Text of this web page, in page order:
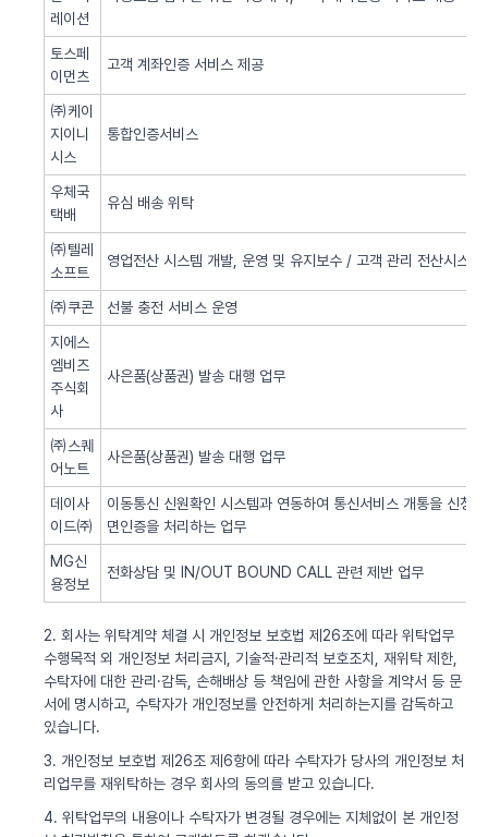
레이션
토스페
이먼츠
고객 계좌인증 서비스 제공
㈜케이
지이니
시스
통합인증서비스
우체국
택배
유심 배송 위탁
㈜텔레
소프트
영업전산 시스템 개발, 운영 및 유지보수 / 고객 관리 전산시스
㈜쿠콘
선불 충전 서비스 운영
지에스
엠비즈
주식회
사
사은품(상품권) 발송 대행 업무
㈜스퀘
어노트
사은품(상품권) 발송 대행 업무
데이사
이드㈜
이동통신 신원확인 시스템과 연동하여 통신서비스 개통을 신청
면인증을 처리하는 업무
MG신
용정보
전화상담 및 IN/OUT BOUND CALL 관련 제반 업무
2. 회사는 위탁계약 체결 시 개인정보 보호법 제26조에 따라 위탁업무
수행목적 외 개인정보 처리금지, 기술적·관리적 보호조치, 재위탁 제한,
수탁자에 대한 관리·감독, 손해배상 등 책임에 관한 사항을 계약서 등 문
서에 명시하고, 수탁자가 개인정보를 안전하게 처리하는지를 감독하고
있습니다.
3. 개인정보 보호법 제26조 제6항에 따라 수탁자가 당사의 개인정보 처
리업무를 재위탁하는 경우 회사의 동의를 받고 있습니다.
4. 위탁업무의 내용이나 수탁자가 변경될 경우에는 지체없이 본 개인정